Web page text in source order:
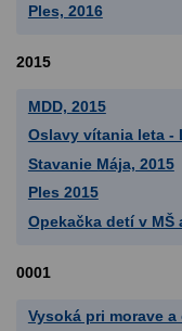
Ples, 2016
2015
MDD, 2015
Oslavy vítania leta -
Stavanie Mája, 2015
Ples 2015
Opekačka detí v MŠ
0001
Vysoká pri morave